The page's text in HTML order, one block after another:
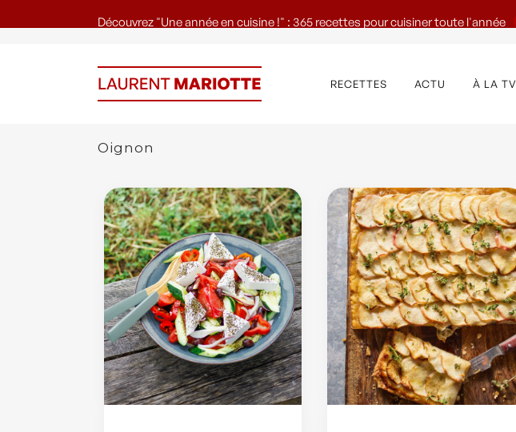
Découvrez "Une année en cuisine !" : 365 recettes pour cuisiner toute l'année
RECETTES ACTU À LA TV
Oignon